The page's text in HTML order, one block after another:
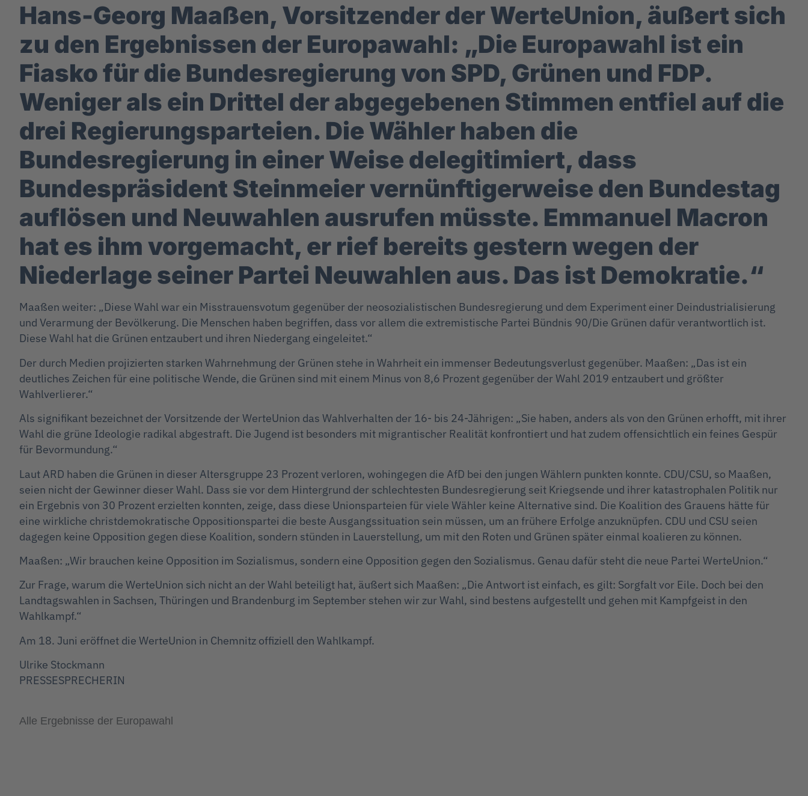
Hans-Georg Maaßen, Vorsitzender der WerteUnion, äußert sich
zu den Ergebnissen der Europawahl: „Die Europawahl ist ein
Fiasko für die Bundesregierung von SPD, Grünen und FDP.
Weniger als ein Drittel der abgegebenen Stimmen entfiel auf die
drei Regierungsparteien. Die Wähler haben die
Bundesregierung in einer Weise delegitimiert, dass
Bundespräsident Steinmeier vernünftigerweise den Bundestag
auflösen und Neuwahlen ausrufen müsste. Emmanuel Macron
hat es ihm vorgemacht, er rief bereits gestern wegen der
Niederlage seiner Partei Neuwahlen aus. Das ist Demokratie.“
Maaßen weiter: „Diese Wahl war ein Misstrauensvotum gegenüber der neosozialistischen Bundesregierung und dem Experiment einer Deindustrialisierung
und Verarmung der Bevölkerung. Die Menschen haben begriffen, dass vor allem die extremistische Partei Bündnis 90/Die Grünen dafür verantwortlich ist.
Diese Wahl hat die Grünen entzaubert und ihren Niedergang eingeleitet.“
Der durch Medien projizierten starken Wahrnehmung der Grünen stehe in Wahrheit ein immenser Bedeutungsverlust gegenüber. Maaßen: „Das ist ein
deutliches Zeichen für eine politische Wende, die Grünen sind mit einem Minus von 8,6 Prozent gegenüber der Wahl 2019 entzaubert und größter
Wahlverlierer.“
Als signifikant bezeichnet der Vorsitzende der WerteUnion das Wahlverhalten der 16- bis 24-Jährigen: „Sie haben, anders als von den Grünen erhofft, mit ihrer
Wahl die grüne Ideologie radikal abgestraft. Die Jugend ist besonders mit migrantischer Realität konfrontiert und hat zudem offensichtlich ein feines Gespür
für Bevormundung.“
Laut ARD haben die Grünen in dieser Altersgruppe 23 Prozent verloren, wohingegen die AfD bei den jungen Wählern punkten konnte. CDU/CSU, so Maaßen,
seien nicht der Gewinner dieser Wahl. Dass sie vor dem Hintergrund der schlechtesten Bundesregierung seit Kriegsende und ihrer katastrophalen Politik nur
ein Ergebnis von 30 Prozent erzielten konnten, zeige, dass diese Unionsparteien für viele Wähler keine Alternative sind. Die Koalition des Grauens hätte für
eine wirkliche christdemokratische Oppositionspartei die beste Ausgangssituation sein müssen, um an frühere Erfolge anzuknüpfen. CDU und CSU seien
dagegen keine Opposition gegen diese Koalition, sondern stünden in Lauerstellung, um mit den Roten und Grünen später einmal koalieren zu können.
Maaßen: „Wir brauchen keine Opposition im Sozialismus, sondern eine Opposition gegen den Sozialismus. Genau dafür steht die neue Partei WerteUnion.“
Zur Frage, warum die WerteUnion sich nicht an der Wahl beteiligt hat, äußert sich Maaßen: „Die Antwort ist einfach, es gilt: Sorgfalt vor Eile. Doch bei den
Landtagswahlen in Sachsen, Thüringen und Brandenburg im September stehen wir zur Wahl, sind bestens aufgestellt und gehen mit Kampfgeist in den
Wahlkampf.“
Am 18. Juni eröffnet die WerteUnion in Chemnitz offiziell den Wahlkampf.
Ulrike Stockmann
PRESSESPRECHERIN
Alle Ergebnisse der Europawahl